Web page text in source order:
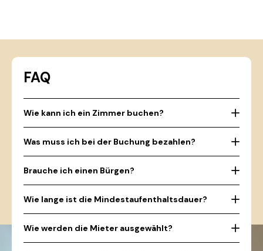
FAQ
Wie kann ich ein Zimmer buchen?
Was muss ich bei der Buchung bezahlen?
Brauche ich einen Bürgen?
Wie lange ist die Mindestaufenthaltsdauer?
Wie werden die Mieter ausgewählt?